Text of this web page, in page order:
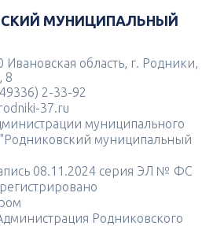
МУНИЦИПАЛЬНЫЙ
Ивановская область, г. Родники,
8
2-33-92
37.ru
муниципального
муниципальный
08.11.2024 серия ЭЛ № ФС
Родниковского